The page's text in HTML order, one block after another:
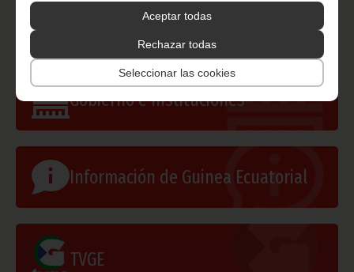
Aceptar todas
Rechazar todas
Seleccionar las cookies
lugar, con la mención de la fuente de origen de la misma
(Oficina de Información y Prensa de Guinea Ecuatorial).
Gobierno e Instituciones
Información de Guinea Ecuatorial
TVGE